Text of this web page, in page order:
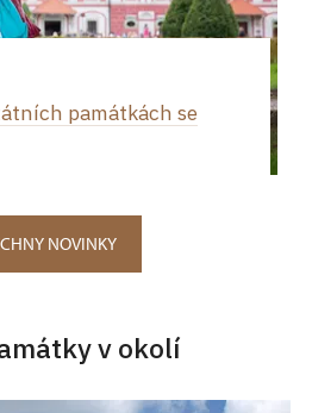
památkách se
NOVINKY
v okolí